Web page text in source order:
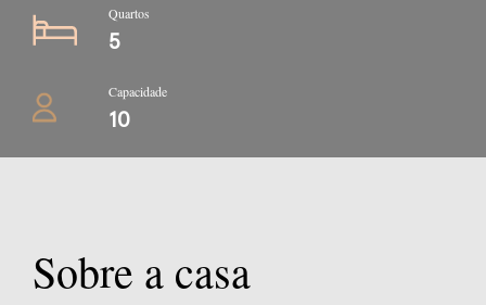
Quartos
5
Capacidade
10
Sobre a casa